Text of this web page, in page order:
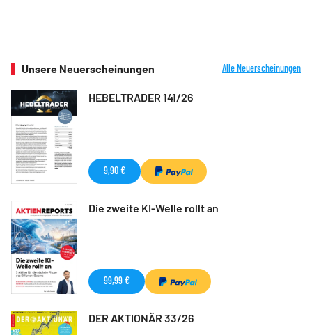
Unsere Neuerscheinungen Alle Neuerscheinungen
HEBELTRADER 141/26
9,90 €
Die zweite KI-Welle rollt an
99,99 €
DER AKTIONÄR 33/26